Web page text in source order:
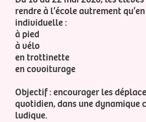
rendre à l’école autrement
individuelle :
à pied
à vélo
en trottinette
en covoiturage
Objectif : encourager les
quotidien, dans une dynamique
ludique.